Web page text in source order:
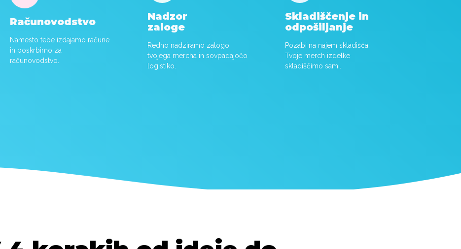
Računovodstvo
Namesto tebe izdajamo račune
in poskrbimo za
računovodstvo.
Nadzor
zaloge
Redno nadziramo zalogo
tvojega mercha in sovpadajočo
logistiko.
Skladiščenje in
odpošiljanje
Pozabi na najem skladišča.
Tvoje merch izdelke
skladiščimo sami.